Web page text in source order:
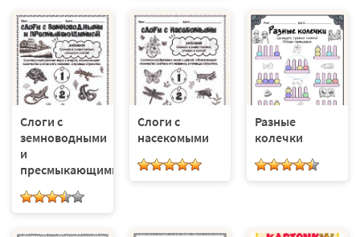
Слоги с
земноводными
и
пресмыкающимися
Слоги с
насекомыми
Разные
колечки